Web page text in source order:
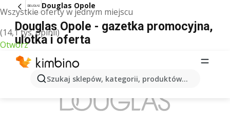
Wszystkie oferty w jednym miejscu
(14,1 tys. opinii)
Otwórz
Szukaj sklepów, kategorii, produktów...
Douglas Opole
Douglas Opole - gazetka promocyjna,
ulotka i oferta